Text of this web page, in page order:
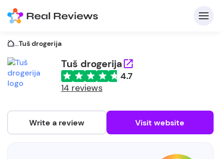
...Tuš drogerija
Tuš drogerija
4.7
14 reviews
Write a review Visit website